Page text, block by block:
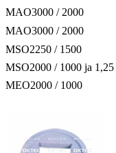
MAO3000 / 2000
MAO3000 / 2000
MSO2250 / 1500
MSO2000 / 1000 ja 1,25
MEO2000 / 1000